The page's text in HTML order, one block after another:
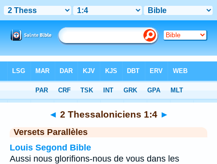
2 Thessaloniciens> Chapitre 1> Verset 4
◄ 2 Thessaloniciens 1:4 ►
Versets Parallèles
Louis Segond Bible
Aussi nous glorifions-nous de vous dans les